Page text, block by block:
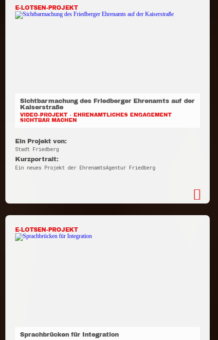
E-LOTSEN-PROJEKT
Sichtbarmachung des Friedberger Ehrenamts auf der
Kaiserstraße
VIDEO-PROJEKT - EHRENAMTLICHES ENGAGEMENT
SICHTBAR MACHEN
Ein Projekt von:
Stadt Friedberg
Kurzportrait:
Ein neues Projekt der EhrenamtsAgentur Friedberg
E-LOTSEN-PROJEKT
Sprachbrücken für Integration